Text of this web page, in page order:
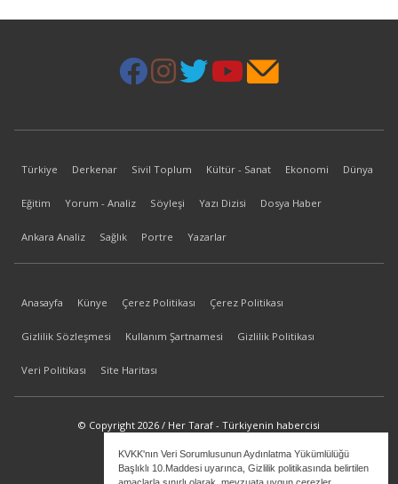
KVKK'nın Veri Sorumlusunun Aydınlatma Yükümlülüğü
Başlıklı 10.Maddesi uyarınca, Gizlilik politikasında belirtilen
Türkiye Derkenar Sivil Toplum Kültür - Sanat Ekonomi Dünya
Eğitim Yorum - Analiz Söyleşi Yazı Dizisi Dosya Haber
Ankara Analiz Sağlık Portre Yazarlar
Anasayfa Künye Çerez Politikası Çerez Politikası
Gizlilik Sözleşmesi Kullanım Şartnamesi Gizlilik Politikası
Veri Politikası Site Haritası
© Copyright 2026 / Her Taraf - Türkiyenin habercisi
bilgi@hertaraf.com